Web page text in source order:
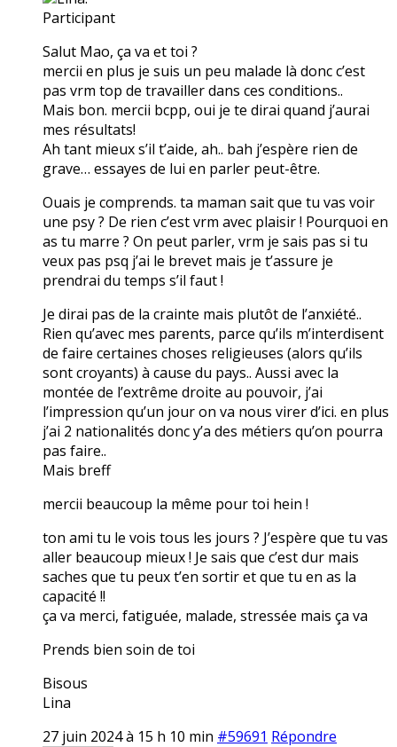
Participant
Salut Mao, ça va et toi ?
mercii en plus je suis un peu malade là donc c’est
pas vrm top de travailler dans ces conditions..
Mais bon. mercii bcpp, oui je te dirai quand j’aurai
mes résultats!
Ah tant mieux s’il t’aide, ah.. bah j’espère rien de
grave… essayes de lui en parler peut-être.
Ouais je comprends. ta maman sait que tu vas voir
une psy ? De rien c’est vrm avec plaisir ! Pourquoi en
as tu marre ? On peut parler, vrm je sais pas si tu
veux pas psq j’ai le brevet mais je t’assure je
prendrai du temps s’il faut !
Je dirai pas de la crainte mais plutôt de l’anxiété..
Rien qu’avec mes parents, parce qu’ils m’interdisent
de faire certaines choses religieuses (alors qu’ils
sont croyants) à cause du pays.. Aussi avec la
montée de l’extrême droite au pouvoir, j’ai
l’impression qu’un jour on va nous virer d’ici. en plus
j’ai 2 nationalités donc y’a des métiers qu’on pourra
pas faire..
Mais breff
mercii beaucoup la même pour toi hein !
ton ami tu le vois tous les jours ? J’espère que tu vas
aller beaucoup mieux ! Je sais que c’est dur mais
saches que tu peux t’en sortir et que tu en as la
capacité !!
ça va merci, fatiguée, malade, stressée mais ça va
Prends bien soin de toi
Bisous
Lina
27 juin 2024 à 15 h 10 min #59691 Répondre